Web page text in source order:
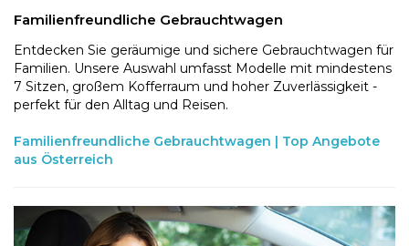
Familienfreundliche Gebrauchtwagen
Entdecken Sie geräumige und sichere Gebrauchtwagen für
Familien. Unsere Auswahl umfasst Modelle mit mindestens
7 Sitzen, großem Kofferraum und hoher Zuverlässigkeit -
perfekt für den Alltag und Reisen.
Familienfreundliche Gebrauchtwagen | Top Angebote
aus Österreich